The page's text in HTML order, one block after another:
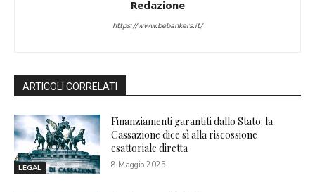
Redazione
https://www.bebankers.it/
ARTICOLI CORRELATI
LEGAL
Finanziamenti garantiti dallo Stato: la
Cassazione dice sì alla riscossione
esattoriale diretta
8 Maggio 2025